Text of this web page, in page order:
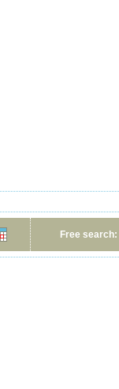
Free search: